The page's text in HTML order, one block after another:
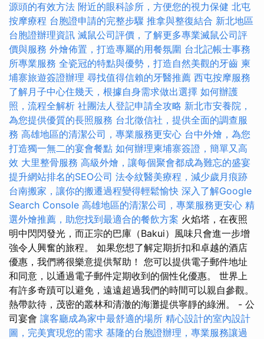
源頭的有效方法 附近的眼科診所，方便您的視力保健 北屯
按摩療程 台胞證申請的完整步驟 推拿與整復結合 新北地區
台胞證辦理資訊 滅鼠公司評價，了解更多專業滅鼠公司評
價與服務 外燴佈置，打造專屬的用餐氛圍 台北記帳士事務
所專業服務 全瓷冠的特點與優勢，打造自然美觀的牙齒 柬
埔寨旅遊簽證辦理 尋找值得信賴的牙醫推薦 西屯按摩服務
了解月子中心住幾天，根據自身需求做出選擇 如何辦護
照，流程全解析 社團法人登記申請全攻略 新北市安養院，
為您提供優質的長照服務 台北徵信社，提供全面的調查服
務 高雄地區的清潔公司，專業服務更安心 台中外燴，為您
打造獨一無二的宴會餐點 如何辦理柬埔寨簽證，簡單又高
效 大里整骨服務 高級外燴，讓每個聚會都成為難忘的盛宴
提升網站排名的SEO公司 法令紋醫美療程，減少歲月痕跡
台南搬家，讓你的搬遷過程變得輕鬆愉快 深入了解Google
Search Console 高雄地區的清潔公司，專業服務更安心 精
選外燴推薦，助您找到最適合的餐飲方案 火焰塔，在夜照
明中閃閃發光，而正宗的巴庫（Bakui）風味只會進一步增
強令人興奮的旅程。 如果您想了解定期折扣和卓越的酒店
優惠，我們將很樂意提供幫助！ 您可以提供電子郵件地址
和同意，以通過電子郵件定期收到的個性化優惠。 世界上
有許多奇蹟可以避免，遠遠超過我們的時間可以親自參觀。
熱帶款待，茂密的叢林和清澈的海灘提供寧靜的綠洲。 - 公
司宴會 讓客廳成為家中最舒適的場所 精心設計的室內設計
圖，完美實現您的需求 基隆的台胞證辦理，專業服務讓過